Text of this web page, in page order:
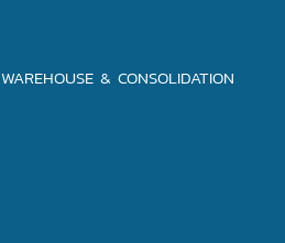
WAREHOUSE & CONSOLIDATION